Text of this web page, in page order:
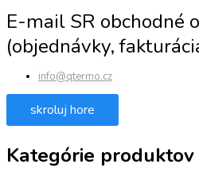
E-mail SR obchodné
(objednávky,
info@qtermo.cz
skroluj hore
Kategórie produktov